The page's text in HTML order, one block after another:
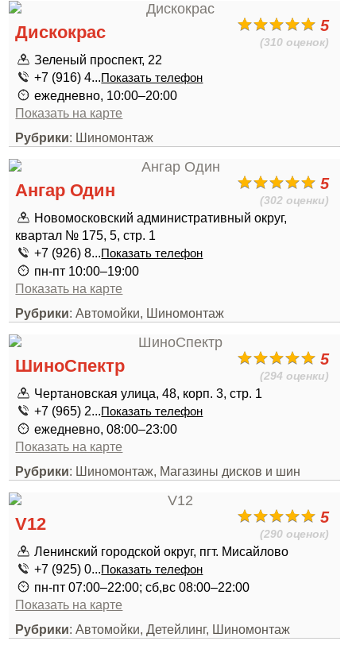
5
(310 оценок)
Дискокрас
Зеленый проспект, 22
+7 (916) 4...Показать телефон
ежедневно, 10:00–20:00
Показать на карте
Рубрики: Шиномонтаж
5
(302 оценки)
Ангар Один
Новомосковский административный округ,
квартал № 175, 5, стр. 1
+7 (926) 8...Показать телефон
пн-пт 10:00–19:00
Показать на карте
Рубрики: Автомойки, Шиномонтаж
5
(294 оценки)
ШиноСпектр
Чертановская улица, 48, корп. 3, стр. 1
+7 (965) 2...Показать телефон
ежедневно, 08:00–23:00
Показать на карте
Рубрики: Шиномонтаж, Магазины дисков и шин
5
(290 оценок)
V12
Ленинский городской округ, пгт. Мисайлово
+7 (925) 0...Показать телефон
пн-пт 07:00–22:00; сб,вс 08:00–22:00
Показать на карте
Рубрики: Автомойки, Детейлинг, Шиномонтаж